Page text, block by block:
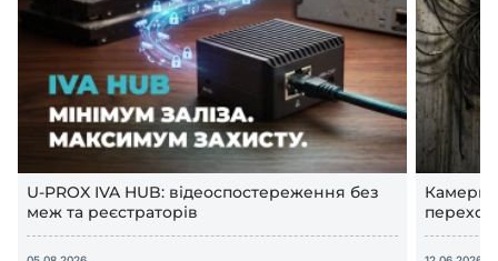
U-PROX IVA HUB: відеоспостереження без
меж та реєстраторів
Камери